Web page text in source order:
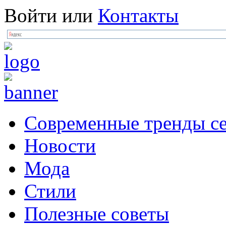
Войти или Контакты
Современные тренды
Новости
Мода
Стили
Полезные советы